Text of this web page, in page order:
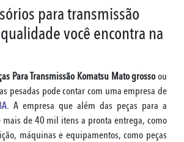
para transmissão
você encontra na
Para Transmissão Komatsu Mato grossoou
pesadas pode contar com uma empresa de
. A empresa que além das peças para a
mais de 40 mil itens a pronta entrega, como
máquinas e equipamentos, como peças